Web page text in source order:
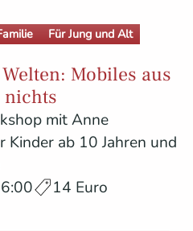
Für Jung und Alt
Mobiles aus
nichts
mit Anne
Kinder ab 10 Jahren und
14 Euro